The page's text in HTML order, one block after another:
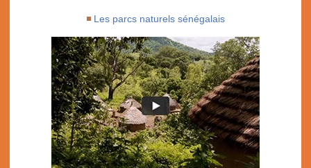
Les parcs naturels sénégalais